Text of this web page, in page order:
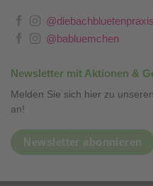
@diebachbluetenpraxis
@babluemchen
Newsletter mit Aktionen &
Melden Sie sich hier zu
an!
Newsletter abonnieren